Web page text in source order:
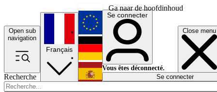
Ga naar de hoofdinhoud
Open sub
navigation
Close menu
Recherche
Français
English
Deutsch
Español
Se connecter
Vous êtes déconnecté.
Se connecter